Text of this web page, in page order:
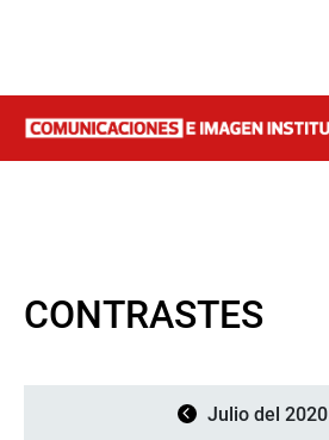
CONTRASTES
Julio del 2020